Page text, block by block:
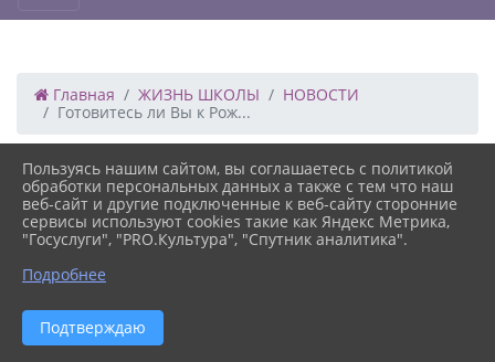
Главная ЖИЗНЬ ШКОЛЫ
НОВОСТИ
Готовитесь ли Вы к Рож...
12.12.2021 09:00
ГОТОВИТЕСЬ ЛИ ВЫ К РОЖДЕСТВУ?
Пользуясь нашим сайтом, вы соглашаетесь с политикой
обработки персональных данных а также с тем что наш
веб-сайт и другие подключенные к веб-сайту сторонние
сервисы используют cookies такие как Яндекс Метрика,
"Госуслуги", "PRO.Культура", "Спутник аналитика".
Подробнее
Подтверждаю